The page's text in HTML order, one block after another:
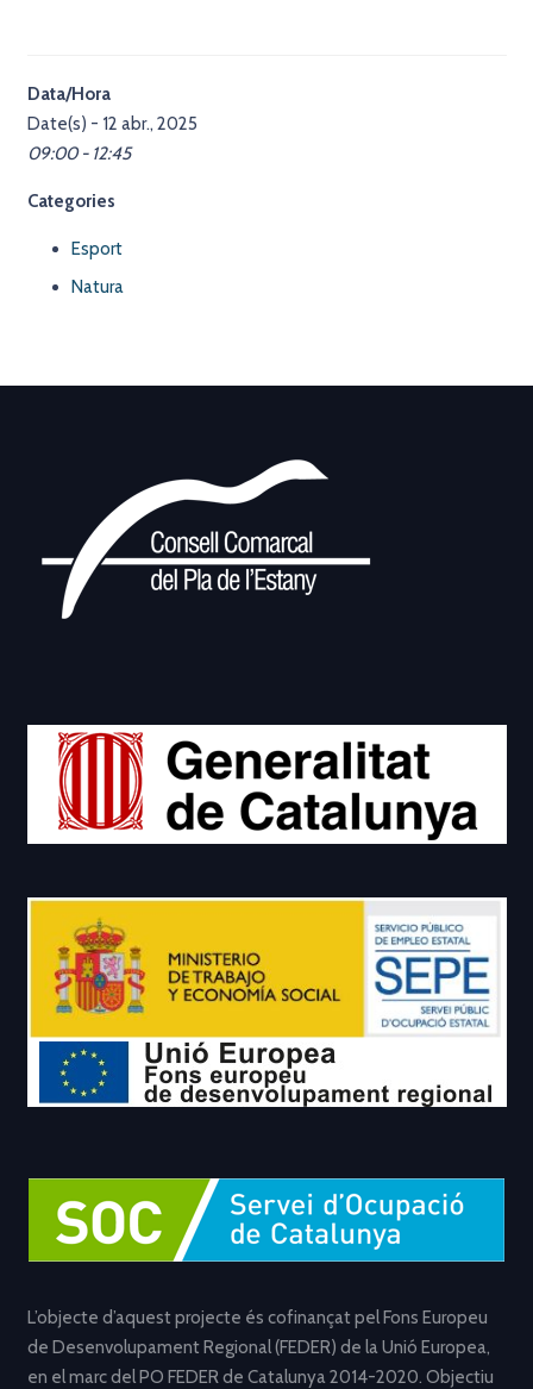
Data/Hora
Date(s) - 12 abr., 2025
09:00 - 12:45
Categories
Esport
Natura
L’objecte d’aquest projecte és cofinançat pel Fons Europeu
de Desenvolupament Regional (FEDER) de la Unió Europea,
en el marc del PO FEDER de Catalunya 2014-2020. Objectiu